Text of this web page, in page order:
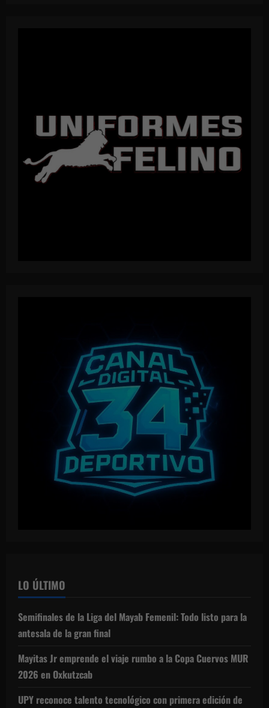
LO ÚLTIMO
Semifinales de la Liga del Mayab Femenil: Todo listo para la
antesala de la gran final
Mayitas Jr emprende el viaje rumbo a la Copa Cuervos MUR
2026 en Oxkutzcab
UPY reconoce talento tecnológico con primera edición de